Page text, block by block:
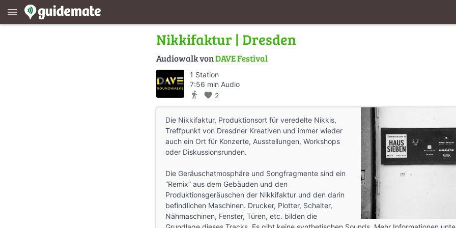
menu
Nikkifaktur | Dresden
Audiowalk vonDAVE Festival
1 Station
7:56 min Audio
directions_walk favorite 2
Die Nikkifaktur, Produktionsort für veredelte Nikkis,
Treffpunkt von Dresdner Kreativen und immer wieder
auch ein Ort für Konzerte, Ausstellungen, Workshops
oder Diskussionsrunden.
Die Geräuschatmosphäre und Songfragmente sind ein
“Remix” aus dem Gebäuden und den
Produktionsgeräuschen der Nikkifaktur und den darin
befindlichen Maschinen. Drucker, Plotter, Schalter,
Nähmaschinen, Fenster, Türen, etc. bilden die